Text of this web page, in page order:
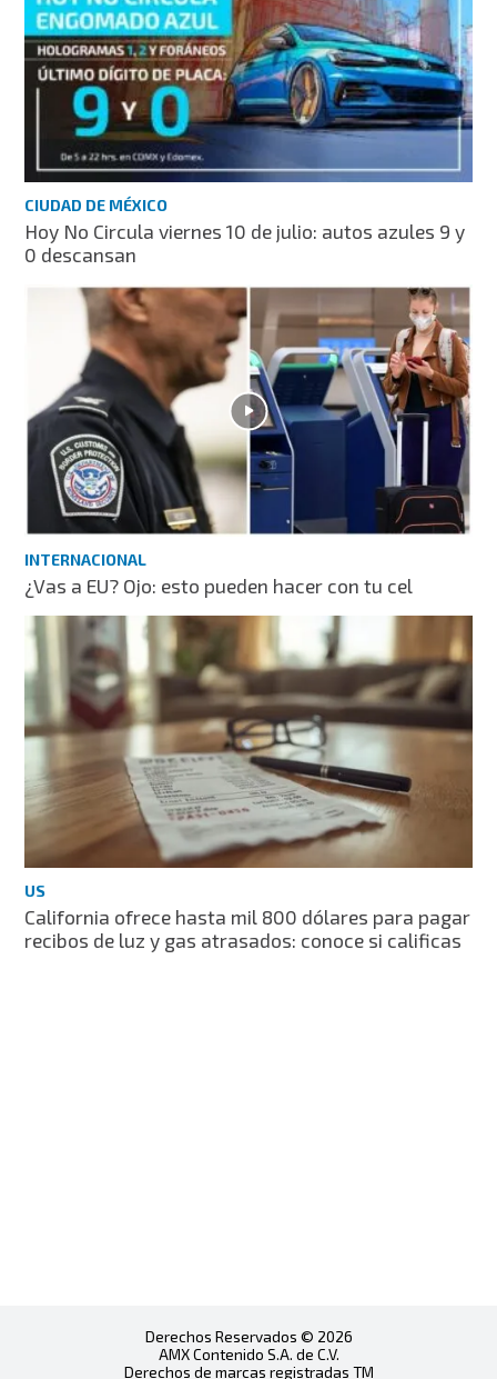
CIUDAD DE MÉXICO
Hoy No Circula viernes 10 de julio: autos azules 9 y
0 descansan
INTERNACIONAL
¿Vas a EU? Ojo: esto pueden hacer con tu cel
US
California ofrece hasta mil 800 dólares para pagar
recibos de luz y gas atrasados: conoce si calificas
Derechos Reservados © 2026
AMX Contenido S.A. de C.V.
Derechos de marcas registradas TM